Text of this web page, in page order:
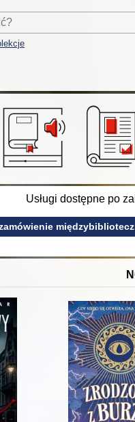
Usługi dostępne po